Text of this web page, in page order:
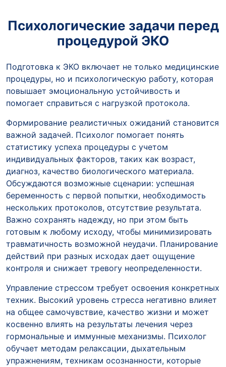
Психологические задачи перед
процедурой ЭКО
Подготовка к ЭКО включает не только медицинские
процедуры, но и психологическую работу, которая
повышает эмоциональную устойчивость и
помогает справиться с нагрузкой протокола.
Формирование реалистичных ожиданий становится
важной задачей. Психолог помогает понять
статистику успеха процедуры с учетом
индивидуальных факторов, таких как возраст,
диагноз, качество биологического материала.
Обсуждаются возможные сценарии: успешная
беременность с первой попытки, необходимость
нескольких протоколов, отсутствие результата.
Важно сохранять надежду, но при этом быть
готовым к любому исходу, чтобы минимизировать
травматичность возможной неудачи. Планирование
действий при разных исходах дает ощущение
контроля и снижает тревогу неопределенности.
Управление стрессом требует освоения конкретных
техник. Высокий уровень стресса негативно влияет
на общее самочувствие, качество жизни и может
косвенно влиять на результаты лечения через
гормональные и иммунные механизмы. Психолог
обучает методам релаксации, дыхательным
упражнениям, техникам осознанности, которые